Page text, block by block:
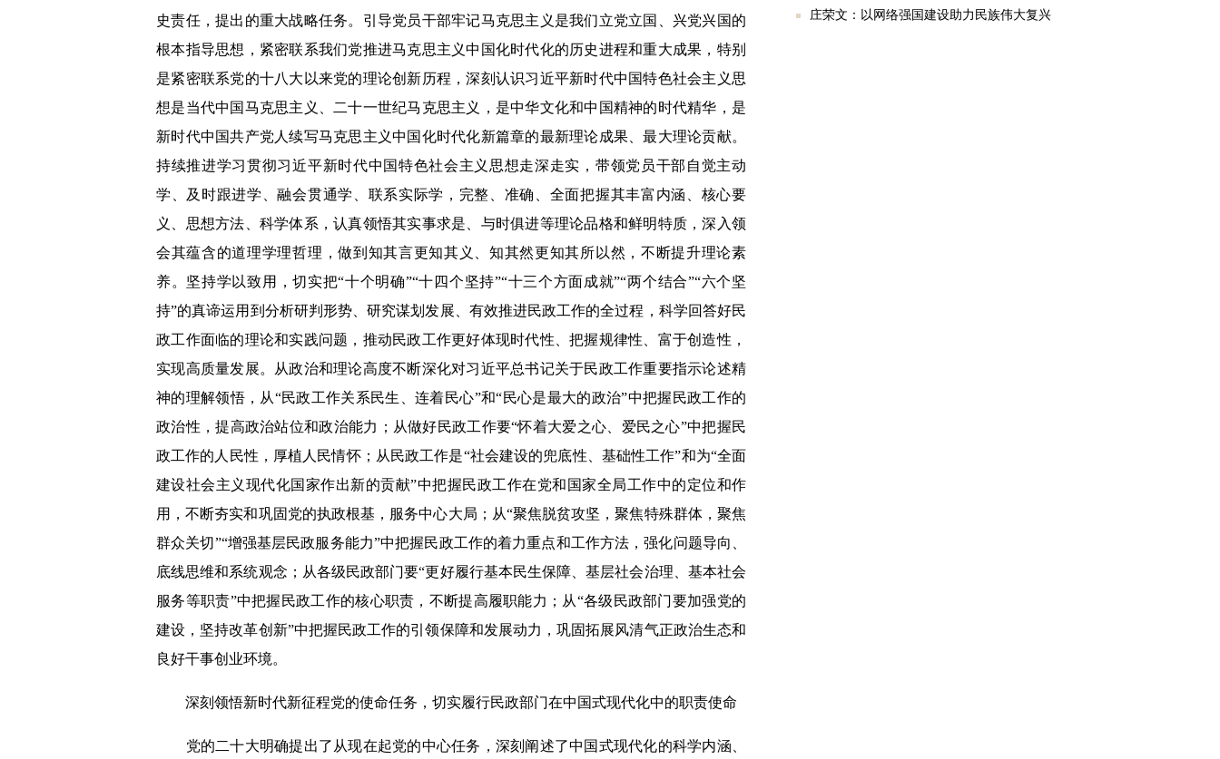
史责任，提出的重大战略任务。引导党员干部牢记马克思主义是我们立党立国、兴党兴国的
根本指导思想，紧密联系我们党推进马克思主义中国化时代化的历史进程和重大成果，特别
是紧密联系党的十八大以来党的理论创新历程，深刻认识习近平新时代中国特色社会主义思
想是当代中国马克思主义、二十一世纪马克思主义，是中华文化和中国精神的时代精华，是
新时代中国共产党人续写马克思主义中国化时代化新篇章的最新理论成果、最大理论贡献。
持续推进学习贯彻习近平新时代中国特色社会主义思想走深走实，带领党员干部自觉主动
学、及时跟进学、融会贯通学、联系实际学，完整、准确、全面把握其丰富内涵、核心要
义、思想方法、科学体系，认真领悟其实事求是、与时俱进等理论品格和鲜明特质，深入领
会其蕴含的道理学理哲理，做到知其言更知其义、知其然更知其所以然，不断提升理论素
养。坚持学以致用，切实把“十个明确”“十四个坚持”“十三个方面成就”“两个结合”“六个坚
持”的真谛运用到分析研判形势、研究谋划发展、有效推进民政工作的全过程，科学回答好民
政工作面临的理论和实践问题，推动民政工作更好体现时代性、把握规律性、富于创造性，
实现高质量发展。从政治和理论高度不断深化对习近平总书记关于民政工作重要指示论述精
神的理解领悟，从“民政工作关系民生、连着民心”和“民心是最大的政治”中把握民政工作的
政治性，提高政治站位和政治能力；从做好民政工作要“怀着大爱之心、爱民之心”中把握民
政工作的人民性，厚植人民情怀；从民政工作是“社会建设的兜底性、基础性工作”和为“全面
建设社会主义现代化国家作出新的贡献”中把握民政工作在党和国家全局工作中的定位和作
用，不断夯实和巩固党的执政根基，服务中心大局；从“聚焦脱贫攻坚，聚焦特殊群体，聚焦
群众关切”“增强基层民政服务能力”中把握民政工作的着力重点和工作方法，强化问题导向、
底线思维和系统观念；从各级民政部门要“更好履行基本民生保障、基层社会治理、基本社会
服务等职责”中把握民政工作的核心职责，不断提高履职能力；从“各级民政部门要加强党的
建设，坚持改革创新”中把握民政工作的引领保障和发展动力，巩固拓展风清气正政治生态和
良好干事创业环境。
深刻领悟新时代新征程党的使命任务，切实履行民政部门在中国式现代化中的职责使命
党的二十大明确提出了从现在起党的中心任务，深刻阐述了中国式现代化的科学内涵、
庄荣文：以网络强国建设助力民族伟大复兴